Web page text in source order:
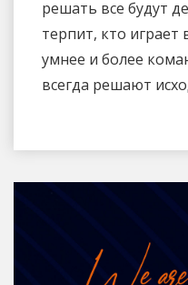
решать все будут
терпит, кто
умнее и более
всегда решают